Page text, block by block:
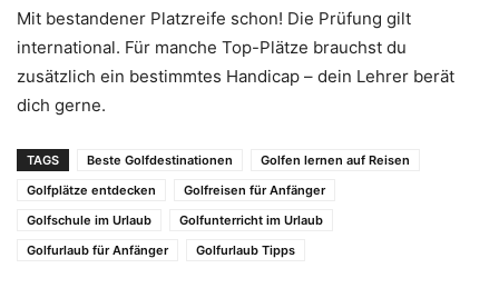
Mit bestandener Platzreife schon! Die Prüfung gilt
international. Für manche Top-Plätze brauchst du
zusätzlich ein bestimmtes Handicap – dein Lehrer berät
dich gerne.
TAGS Beste Golfdestinationen
Golfen lernen auf Reisen
Golfplätze entdecken
Golfreisen für Anfänger
Golfschule im Urlaub
Golfunterricht im Urlaub
Golfurlaub für Anfänger
Golfurlaub Tipps